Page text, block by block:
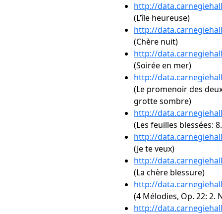
http://
(L’île heureuse)
http://
(Chère nuit)
http://
(Soirée en mer)
http://
(Le promenoir des
grotte sombre)
http://
(Les feuilles blessées:
http://
(Je te veux)
http://
(La chère blessure)
http://
(4 Mélodies, Op. 22: 2.
http://